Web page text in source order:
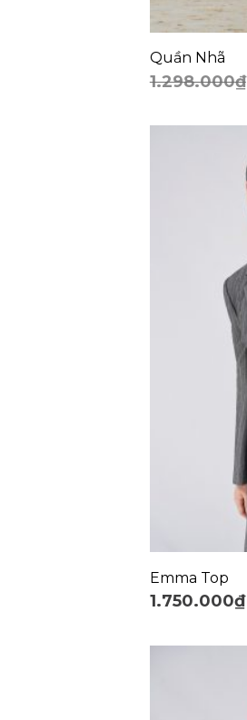
Quần Nhã
1.298.000₫
Emma Top
1.750.000₫